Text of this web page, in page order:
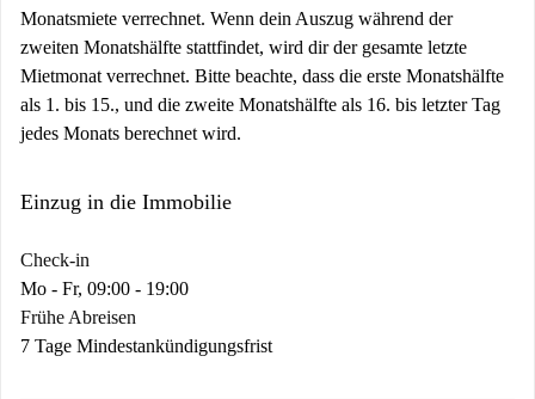
Monatsmiete verrechnet. Wenn dein Auszug während der
zweiten Monatshälfte stattfindet, wird dir der gesamte letzte
Mietmonat verrechnet. Bitte beachte, dass die erste Monatshälfte
als 1. bis 15., und die zweite Monatshälfte als 16. bis letzter Tag
jedes Monats berechnet wird.
Einzug in die Immobilie
Check-in
Mo - Fr, 09:00 - 19:00
Frühe Abreisen
7 Tage Mindestankündigungsfrist